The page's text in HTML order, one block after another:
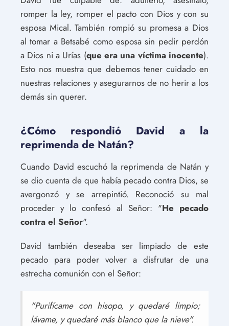
romper la ley, romper el pacto con Dios y con su
esposa Mical. También rompió su promesa a Dios
al tomar a Betsabé como esposa sin pedir perdón
a Dios ni a Urías (que era una víctima inocente).
Esto nos muestra que debemos tener cuidado en
nuestras relaciones y asegurarnos de no herir a los
demás sin querer.
¿Cómo respondió David a la
reprimenda de Natán?
Cuando David escuchó la reprimenda de Natán y
se dio cuenta de que había pecado contra Dios, se
avergonzó y se arrepintió. Reconoció su mal
proceder y lo confesó al Señor: "He pecado
contra el Señor".
David también deseaba ser limpiado de este
pecado para poder volver a disfrutar de una
estrecha comunión con el Señor:
"Purifícame con hisopo, y quedaré limpio;
lávame, y quedaré más blanco que la nieve".